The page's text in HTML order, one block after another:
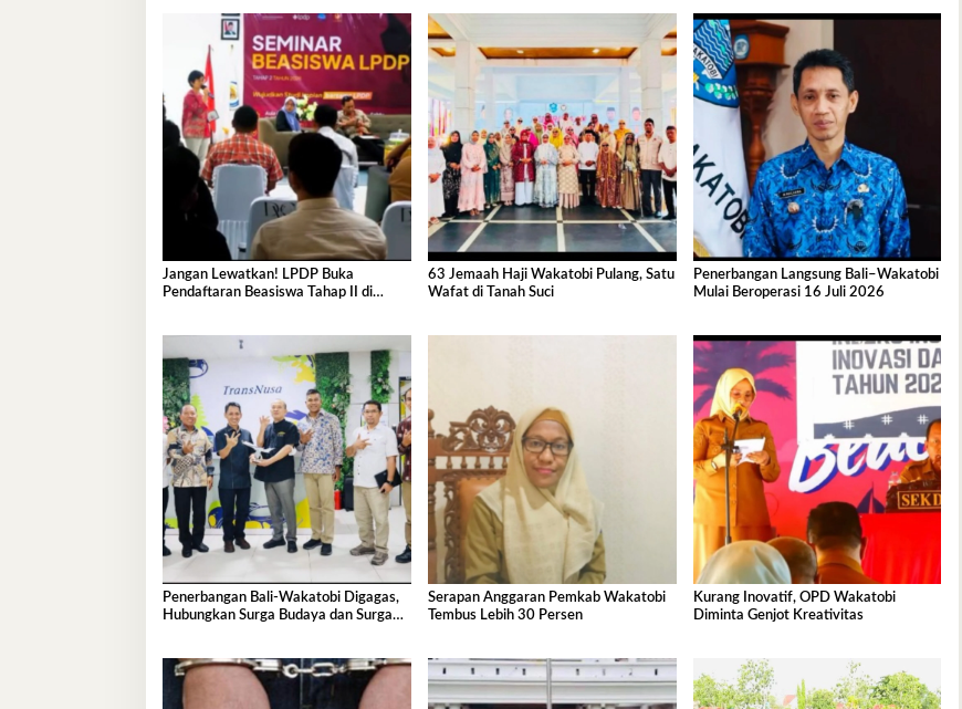
Jangan Lewatkan! LPDP Buka
Pendaftaran Beasiswa Tahap II di
63 Jemaah Haji Wakatobi Pulang, Satu
Wafat di Tanah Suci
Penerbangan Langsung Bali–Wakatobi
Mulai Beroperasi 16 Juli 2026
Penerbangan Bali-Wakatobi Digagas,
Hubungkan Surga Budaya dan Surga
Serapan Anggaran Pemkab Wakatobi
Tembus Lebih 30 Persen
Kurang Inovatif, OPD Wakatobi
Diminta Genjot Kreativitas